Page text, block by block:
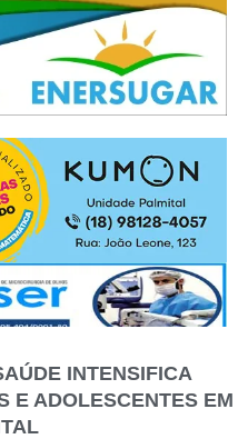
INTENSIFICA
E ADOLESCENTES EM